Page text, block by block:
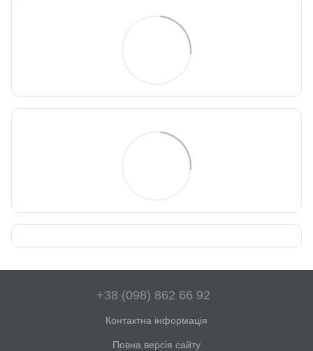
+38 (098) 862 66 92
Контактна інформація
Повна версія сайту